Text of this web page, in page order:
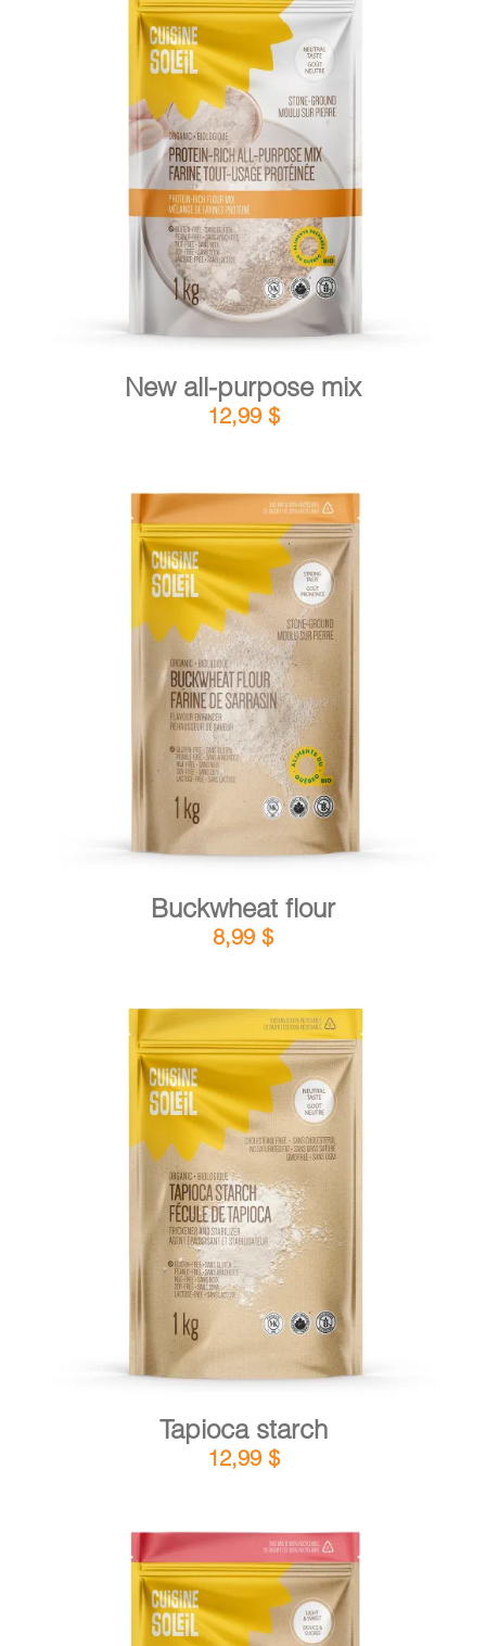
CART
FR
ADD TO CART / DETAILS
New all-purpose mix
12,99 $
ADD TO CART / DETAILS
Buckwheat flour
8,99 $
ADD TO CART / DETAILS
Tapioca starch
12,99 $